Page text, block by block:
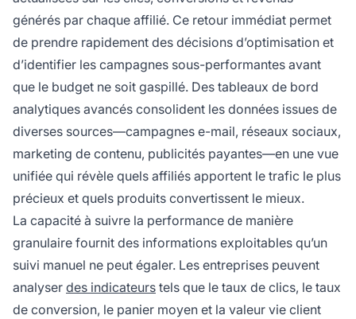
générés par chaque affilié. Ce retour immédiat permet
de prendre rapidement des décisions d’optimisation et
d’identifier les campagnes sous-performantes avant
que le budget ne soit gaspillé. Des tableaux de bord
analytiques avancés consolident les données issues de
diverses sources—campagnes e-mail, réseaux sociaux,
marketing de contenu, publicités payantes—en une vue
unifiée qui révèle quels affiliés apportent le trafic le plus
précieux et quels produits convertissent le mieux.
La capacité à suivre la performance de manière
granulaire fournit des informations exploitables qu’un
suivi manuel ne peut égaler. Les entreprises peuvent
analyser des indicateurs tels que le taux de clics, le taux
de conversion, le panier moyen et la valeur vie client